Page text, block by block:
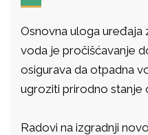
Osnovna uloga uređaja
voda je pročišćavanje
osigurava da otpadna
ugroziti prirodno stanje
Radovi na izgradnji